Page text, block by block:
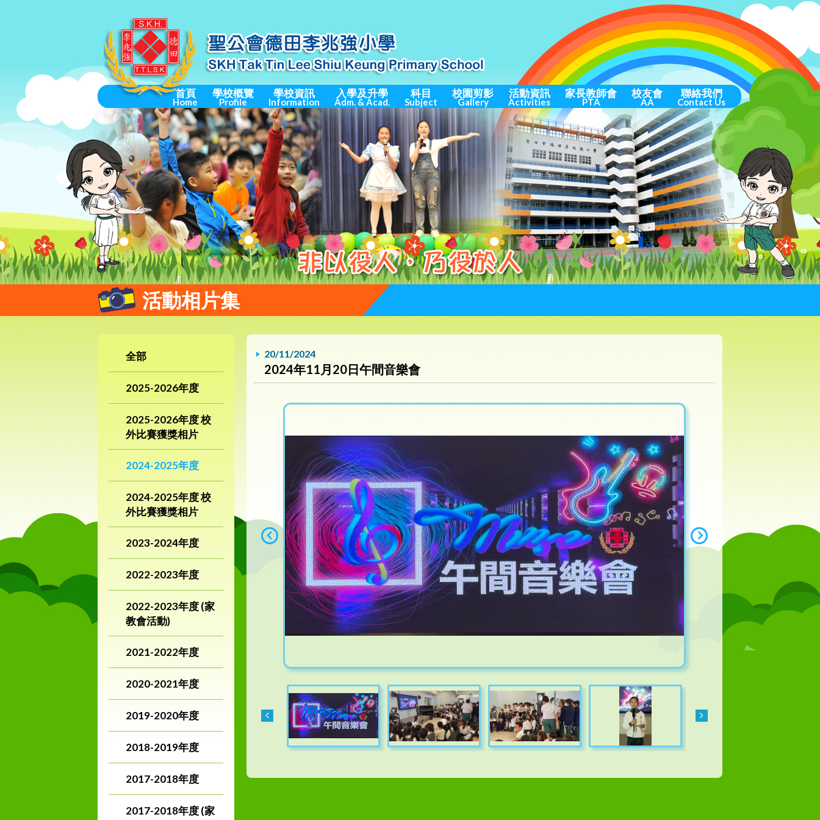
首頁
Home
學校概覽
Profile
學校資訊
Information
入學及升學
Adm. & Acad.
科目
Subject
校園剪影
Gallery
活動資訊
Activities
家長教師會
PTA
校友會
AA
聯絡我們
Contact Us
活動相片集
全部
2025-2026年度
2025-2026年度 校
外比賽獲獎相片
2024-2025年度
2024-2025年度 校
外比賽獲獎相片
2023-2024年度
2022-2023年度
2022-2023年度 (家
教會活動)
2021-2022年度
2020-2021年度
2019-2020年度
2018-2019年度
2017-2018年度
2017-2018年度 (家
20/11/2024
2024年11月20日午間音樂會